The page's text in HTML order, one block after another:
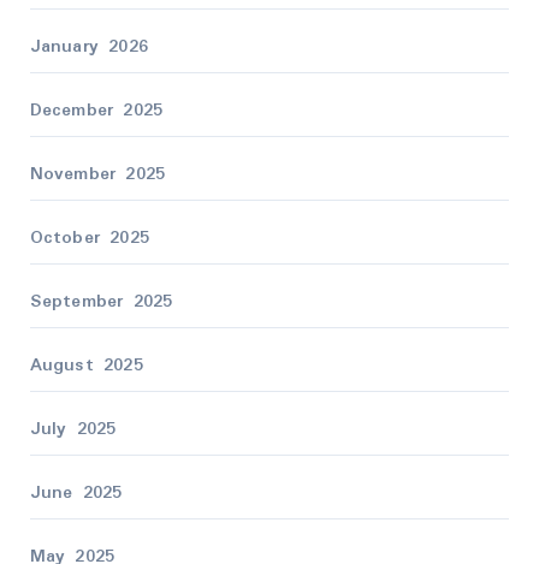
January 2026
December 2025
November 2025
October 2025
September 2025
August 2025
July 2025
June 2025
May 2025